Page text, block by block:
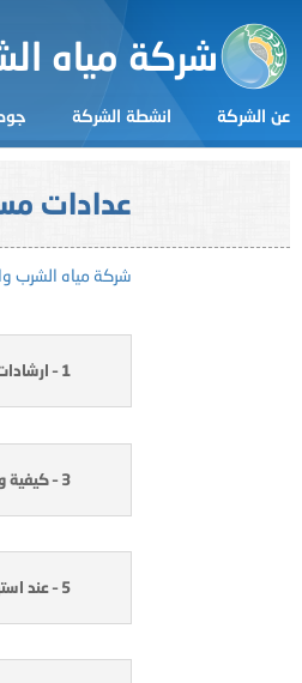
شركة مياه
عن الشركة انشطة الشركة
عدادات
شركة مياه الشرب
1 – ارشادات عامة
3 – كيفية وضع الكارت فى العداد
5 – عند استهلاك 80% من الرصيد